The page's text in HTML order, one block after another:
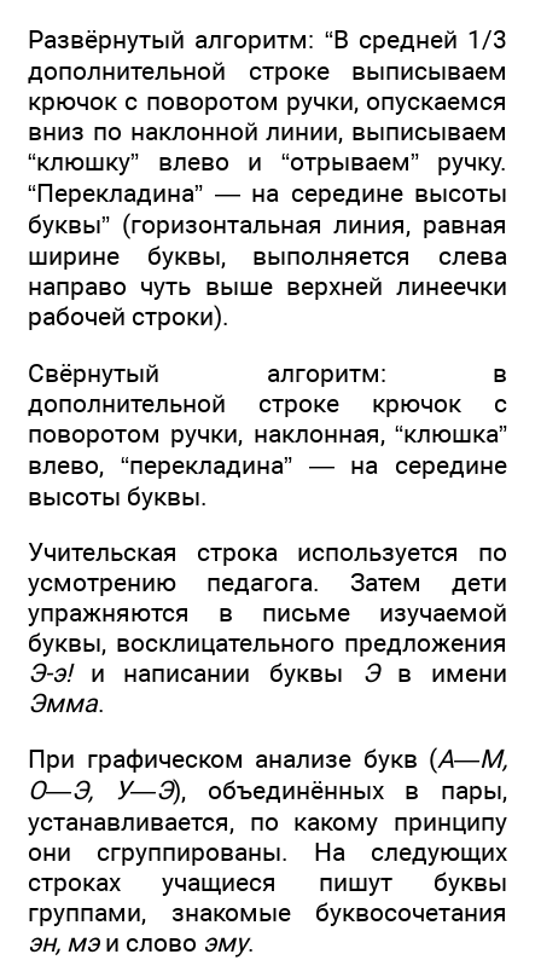
Развёрнутый алгоритм: “В средней 1/3
дополнительной строке выписываем
крючок с поворотом ручки, опускаемся
вниз по наклонной линии, выписываем
“клюшку” влево и “отрываем” ручку.
“Перекладина” — на середине высоты
буквы” (горизонтальная линия, равная
ширине буквы, выполняется слева
направо чуть выше верхней линеечки
рабочей строки).
Свёрнутый алгоритм: в
дополнительной строке крючок с
поворотом ручки, наклонная, “клюшка”
влево, “перекладина” — на середине
высоты буквы.
Учительская строка используется по
усмотрению педагога. Затем дети
упражняются в письме изучаемой
буквы, восклицательного предложения
Э-э!и написании буквы Эв имени
Эмма.
При графическом анализе букв (А—М,
О—Э, У—Э), объединённых в пары,
устанавливается, по какому принципу
они сгруппированы. На следующих
строках учащиеся пишут буквы
группами, знакомые буквосочетания
эн, мэи слово эму.